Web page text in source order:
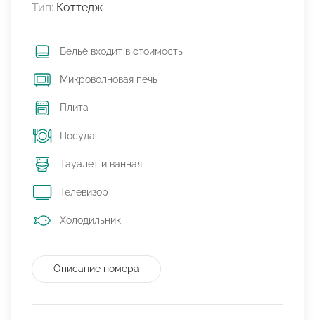
Тип: Коттедж
Бельё входит в стоимость
Микроволновая печь
Плита
Посуда
Тауалет и ванная
Телевизор
Холодильник
Описание номера